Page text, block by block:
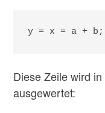
y = x = a + b;
Diese Zeile wird
ausgewertet: